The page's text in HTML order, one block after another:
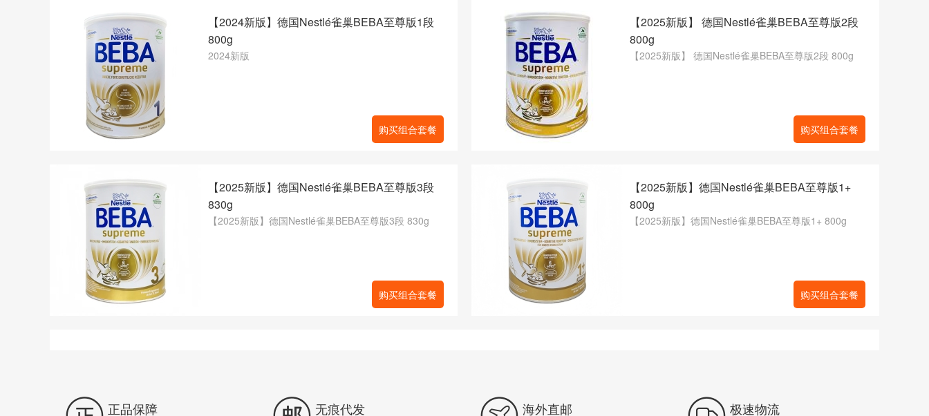
【2024新版】德国Nestlé雀巢BEBA至尊版1段
800g
2024新版
购买组合套餐
【2025新版】 德国Nestlé雀巢BEBA至尊版2段
800g
【2025新版】 德国Nestlé雀巢BEBA至尊版2段 800g
购买组合套餐
【2025新版】德国Nestlé雀巢BEBA至尊版3段
830g
【2025新版】德国Nestlé雀巢BEBA至尊版3段 830g
购买组合套餐
【2025新版】德国Nestlé雀巢BEBA至尊版1+
800g
【2025新版】德国Nestlé雀巢BEBA至尊版1+ 800g
购买组合套餐
正品保障 无痕代发 海外直邮 极速物流